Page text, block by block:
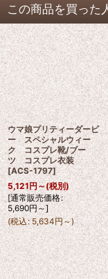
この商品を買った
ウマ娘プリティーダービ
ー スペシャルウィー
ク コスプレ靴/ブー
ツ コスプレ衣装
[ACS-1797]
5,121円～(税別)
[通常販売価格:
5,690円～]
(税込: 5,634円～)